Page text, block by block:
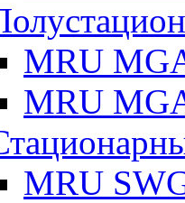
MRU
MRU
MRU